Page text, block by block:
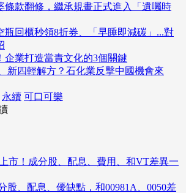
條款翻修，繼承規畫正式進入「遺囑時
瓶回櫃秒領8折券、「早睡即減碳」...對
企業打造當責文化的3個關鍵
新四輕解方？石化業反擊中國機會來
永續 可口可樂
市！成分股、配息、費用、和VT差異一
股、配息、優缺點，和00981A、0050差